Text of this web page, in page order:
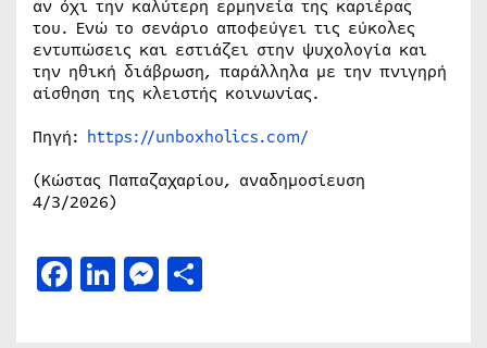
αν όχι την καλύτερη ερμηνεία της καριέρας
του. Ενώ το σενάριο αποφεύγει τις εύκολες
εντυπώσεις και εστιάζει στην ψυχολογία και
την ηθική διάβρωση, παράλληλα με την πνιγηρή
αίσθηση της κλειστής κοινωνίας.
Πηγή: https://unboxholics.com/
(Κώστας Παπαζαχαρίου, αναδημοσίευση
4/3/2026)
Facebook
LinkedIn
Messenger